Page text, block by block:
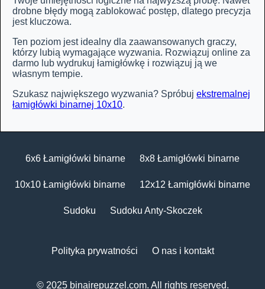
drobne błędy mogą zablokować postęp, dlatego precyzja
jest kluczowa.
Ten poziom jest idealny dla zaawansowanych graczy,
którzy lubią wymagające wyzwania. Rozwiązuj online za
darmo lub wydrukuj łamigłówkę i rozwiązuj ją we
własnym tempie.
Szukasz największego wyzwania? Spróbuj ekstremalnej
łamigłówki binarnej 10x10.
6x6 Łamigłówki binarne 8x8 Łamigłówki binarne
10x10 Łamigłówki binarne 12x12 Łamigłówki binarne
Sudoku Sudoku Anty-Skoczek
Polityka prywatności O nas i kontakt
© 2025 binairepuzzel.com. All rights reserved.